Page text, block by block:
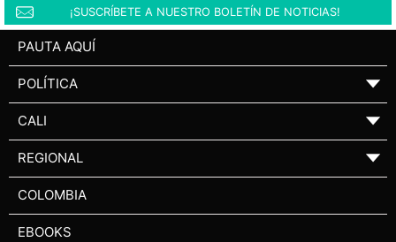
¡SUSCRÍBETE A NUESTRO BOLETÍN DE NOTICIAS!
PAUTA AQUÍ
POLÍTICA ▼
CALI ▼
REGIONAL ▼
COLOMBIA
EBOOKS